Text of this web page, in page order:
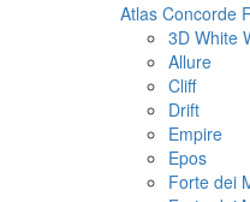
Atlas Concorde
3D White
Allure
Cliff
Drift
Empire
Epos
Forte dei